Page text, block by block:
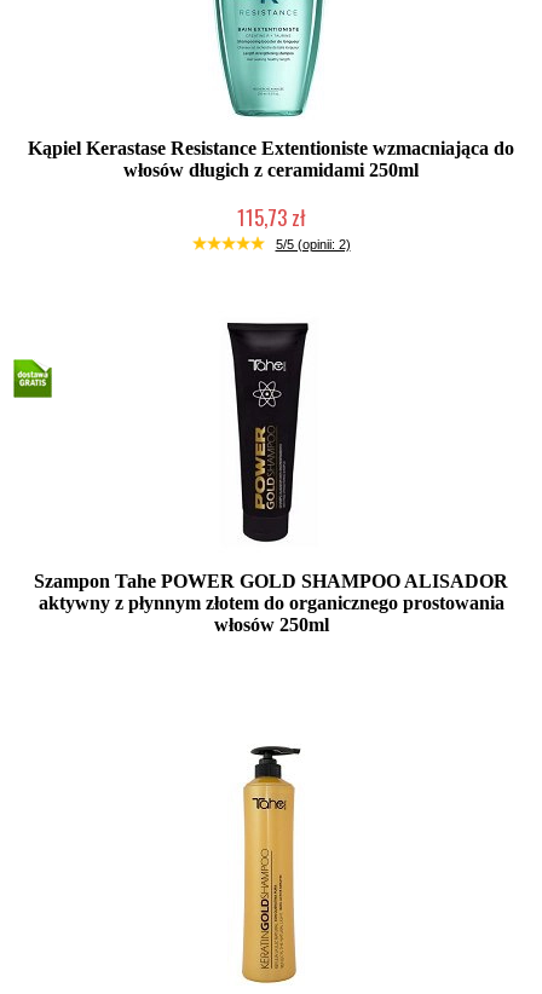
Kąpiel Kerastase Resistance Extentioniste wzmacniająca do
włosów długich z ceramidami 250ml
115,73 zł
Duża ilość (wysyłka w 24h)
5/5 (opinii: 2)
Szampon Tahe POWER GOLD SHAMPOO ALISADOR
aktywny z płynnym złotem do organicznego prostowania
włosów 250ml